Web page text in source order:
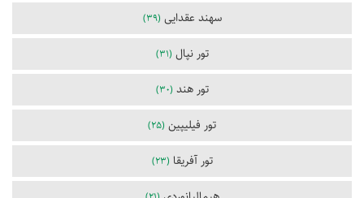
سهند عقدایی (39)
تور نپال (31)
تور هند (30)
تور فیلیپین (25)
تور آفریقا (23)